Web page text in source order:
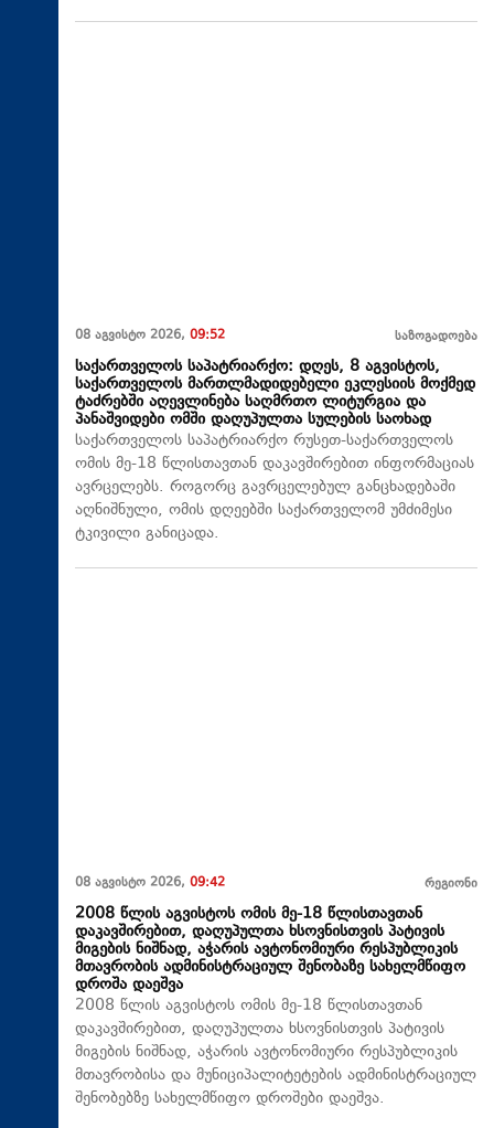
08 აგვისტო 2026, 09:52 საზოგადოება
საქართველოს საპატრიარქო: დღეს, 8 აგვისტოს,
საქართველოს მართლმადიდებელი ეკლესიის მოქმედ
ტაძრებში აღევლინება საღმრთო ლიტურგია და
პანაშვიდები ომში დაღუპულთა სულების საოხად
საქართველოს საპატრიარქო რუსეთ-საქართველოს
ომის მე-18 წლისთავთან დაკავშირებით ინფორმაციას
ავრცელებს. როგორც გავრცელებულ განცხადებაში
აღნიშნული, ომის დღეებში საქართველომ უმძიმესი
ტკივილი განიცადა.
08 აგვისტო 2026, 09:42 რეგიონი
2008 წლის აგვისტოს ომის მე-18 წლისთავთან
დაკავშირებით, დაღუპულთა ხსოვნისთვის პატივის
მიგების ნიშნად, აჭარის ავტონომიური რესპუბლიკის
მთავრობის ადმინისტრაციულ შენობაზე სახელმწიფო
დროშა დაეშვა
2008 წლის აგვისტოს ომის მე-18 წლისთავთან
დაკავშირებით, დაღუპულთა ხსოვნისთვის პატივის
მიგების ნიშნად, აჭარის ავტონომიური რესპუბლიკის
მთავრობისა და მუნიციპალიტეტების ადმინისტრაციულ
შენობებზე სახელმწიფო დროშები დაეშვა.